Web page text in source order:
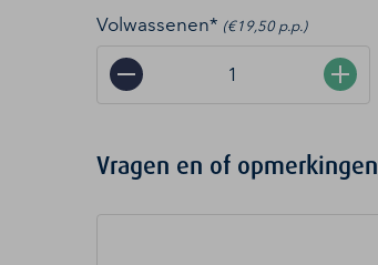
Volwassenen* (€19,50 p.p.)
− +
Vragen en of opmerkingen